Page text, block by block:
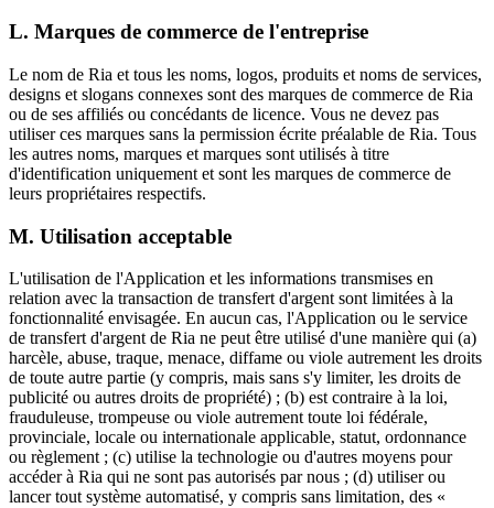
L. Marques de commerce de l'entreprise
Le nom de Ria et tous les noms, logos, produits et noms de services,
designs et slogans connexes sont des marques de commerce de Ria
ou de ses affiliés ou concédants de licence. Vous ne devez pas
utiliser ces marques sans la permission écrite préalable de Ria. Tous
les autres noms, marques et marques sont utilisés à titre
d'identification uniquement et sont les marques de commerce de
leurs propriétaires respectifs.
M. Utilisation acceptable
L'utilisation de l'Application et les informations transmises en
relation avec la transaction de transfert d'argent sont limitées à la
fonctionnalité envisagée. En aucun cas, l'Application ou le service
de transfert d'argent de Ria ne peut être utilisé d'une manière qui (a)
harcèle, abuse, traque, menace, diffame ou viole autrement les droits
de toute autre partie (y compris, mais sans s'y limiter, les droits de
publicité ou autres droits de propriété) ; (b) est contraire à la loi,
frauduleuse, trompeuse ou viole autrement toute loi fédérale,
provinciale, locale ou internationale applicable, statut, ordonnance
ou règlement ; (c) utilise la technologie ou d'autres moyens pour
accéder à Ria qui ne sont pas autorisés par nous ; (d) utiliser ou
lancer tout système automatisé, y compris sans limitation, des «